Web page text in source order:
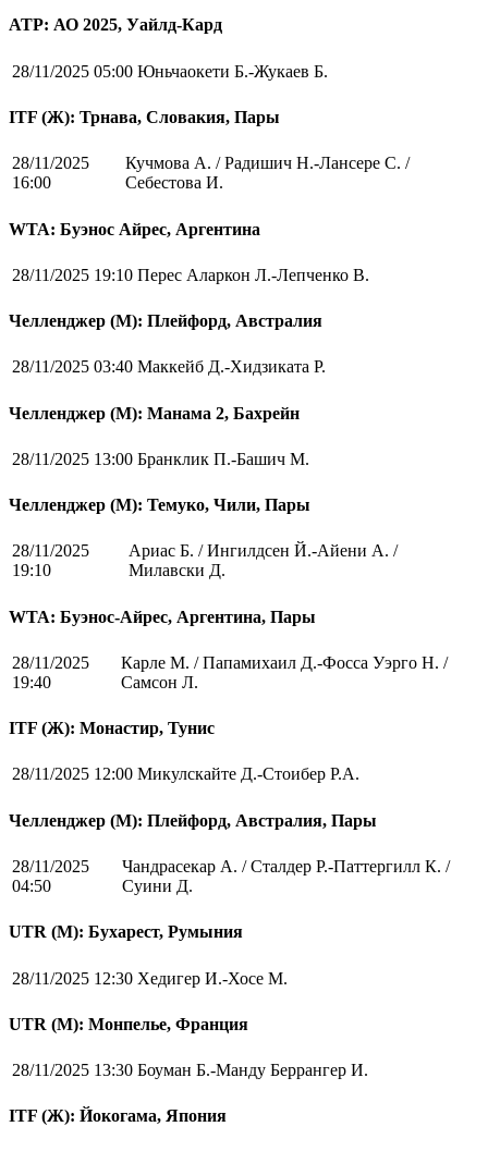
ATP: АО 2025, Уайлд-Кард
28/11/2025 05:00 Юньчаокети Б.-Жукаев Б.
ITF (Ж): Трнава, Словакия, Пары
28/11/2025
16:00
Кучмова А. / Радишич Н.-Лансере С. /
Себестова И.
WTA: Буэнос Айрес, Аргентина
28/11/2025 19:10 Перес Аларкон Л.-Лепченко В.
Челленджер (М): Плейфорд, Австралия
28/11/2025 03:40 Маккейб Д.-Хидзиката Р.
Челленджер (М): Манама 2, Бахрейн
28/11/2025 13:00 Бранклик П.-Башич М.
Челленджер (М): Темуко, Чили, Пары
28/11/2025
19:10
Ариас Б. / Ингилдсен Й.-Айени А. /
Милавски Д.
WTA: Буэнос-Айрес, Аргентина, Пары
28/11/2025
19:40
Карле М. / Папамихаил Д.-Фосса Уэрго Н. /
Самсон Л.
ITF (Ж): Монастир, Тунис
28/11/2025 12:00 Микулскайте Д.-Стоибер Р.А.
Челленджер (М): Плейфорд, Австралия, Пары
28/11/2025
04:50
Чандрасекар А. / Сталдер Р.-Паттергилл К. /
Суини Д.
UTR (М): Бухарест, Румыния
28/11/2025 12:30 Хедигер И.-Хосе М.
UTR (М): Монпелье, Франция
28/11/2025 13:30 Боуман Б.-Манду Беррангер И.
ITF (Ж): Йокогама, Япония